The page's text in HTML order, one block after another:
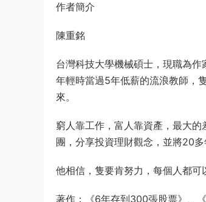
作者簡介
陳重銘
台灣科技大學機械碩士，現職為作
年輕時當過5年低薪的流浪教師，
來。
窮人靠工作，富人靠資產，最大
團，分享投資理財觀念，並將20多
他相信，隻要肯努力，每個人都可
著作：《6年存到300張股票》、